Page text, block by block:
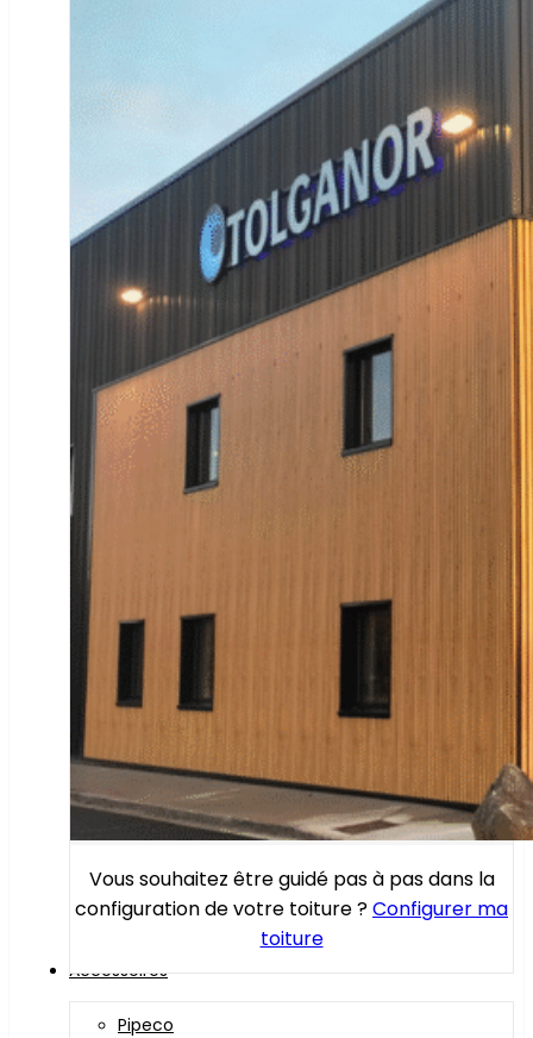
Vous souhaitez être guidé pas à pas dans la
configuration de votre toiture ?Configurer ma
toiture
Accessoires
Pipeco